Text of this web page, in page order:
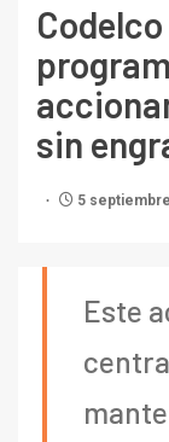
sin
5
Este